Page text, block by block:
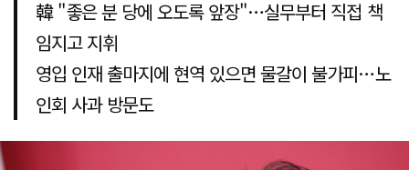
韓 "좋은 분 당에 오도록 앞장"…실무부터 직접 책
임지고 지휘
영입 인재 출마지에 현역 있으면 물갈이 불가피…노
인회 사과 방문도